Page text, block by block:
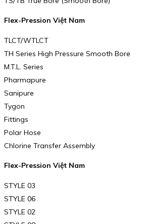
Flex-Pression Việt Nam
TLCT/WTLCT
TH Series High Pressure Smooth Bore
M.T.L. Series
Pharmapure
Sanipure
Tygon
Fittings
Polar Hose
Chlorine Transfer Assembly
Flex-Pression Việt Nam
STYLE 03
STYLE 06
STYLE 02